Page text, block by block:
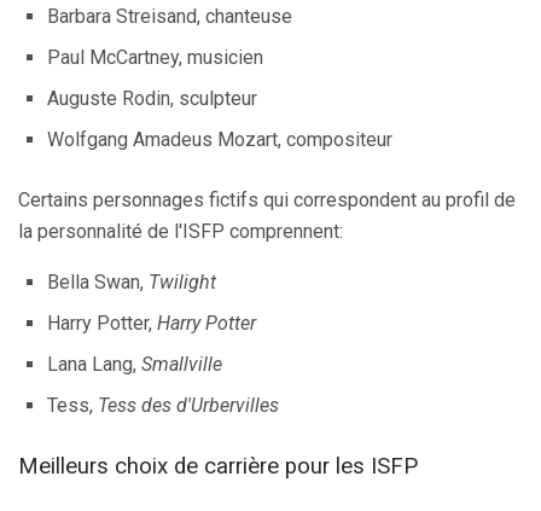
Barbara Streisand, chanteuse
Paul McCartney, musicien
Auguste Rodin, sculpteur
Wolfgang Amadeus Mozart, compositeur
Certains personnages fictifs qui correspondent au profil de
la personnalité de l'ISFP comprennent:
Bella Swan, Twilight
Harry Potter, Harry Potter
Lana Lang, Smallville
Tess, Tess des d'Urbervilles
Meilleurs choix de carrière pour les ISFP